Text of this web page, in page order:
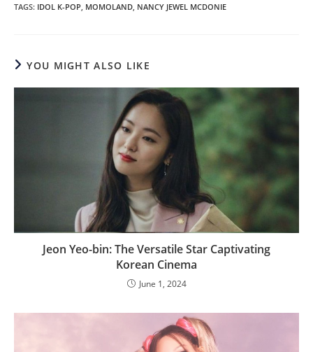
TAGS: IDOL K-POP MOMOLAND NANCY JEWEL MCDONIE
YOU MIGHT ALSO LIKE
Jeon Yeo-bin: The Versatile Star Captivating
Korean Cinema
June 1, 2024